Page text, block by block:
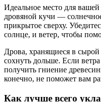
Идеальное место для
дровяной кучи —
прикрытое сверху.
солнце, и ветер, чтобы
Дрова, хранящиеся в сырой
сохнуть дольше. Если
получить гниение
конечно, не поможет вам
Как лучше всего